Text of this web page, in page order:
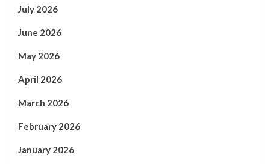
July 2026
June 2026
May 2026
April 2026
March 2026
February 2026
January 2026